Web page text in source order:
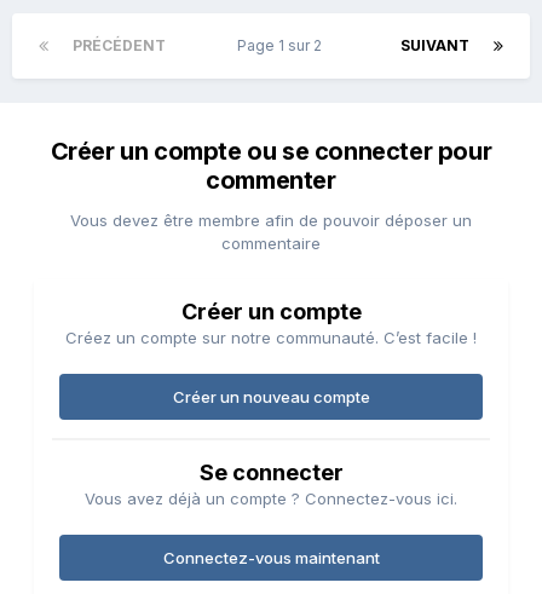
PRÉCÉDENT SUIVANT
Page 1 sur 2
Créer un compte ou se connecter pour
commenter
Vous devez être membre afin de pouvoir déposer un
commentaire
Créer un compte
Créez un compte sur notre communauté. C’est facile !
Créer un nouveau compte
Se connecter
Vous avez déjà un compte ? Connectez-vous ici.
Connectez-vous maintenant